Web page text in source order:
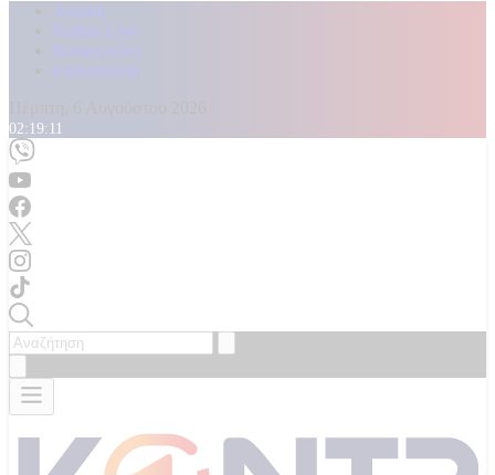
Αρχική
Kontra Live
Καταγγελίες
Επικοινωνία
02:19:13